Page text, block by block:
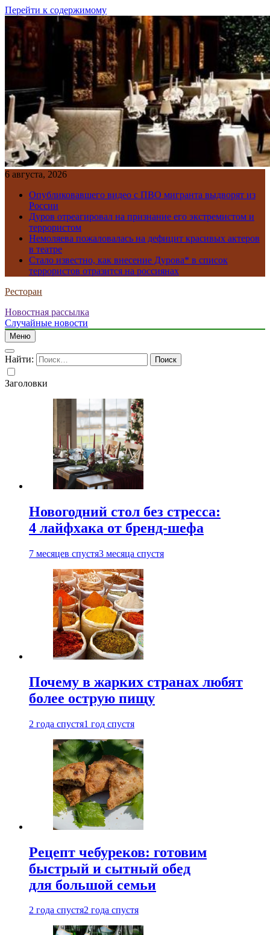
Перейти к содержимому
6 августа, 2026
Опубликовавшего видео с ПВО мигранта выдворят из
России
Дуров отреагировал на признание его экстремистом и
террористом
Немоляева пожаловалась на дефицит красивых актеров
в театре
Стало известно, как внесение Дурова* в список
террористов отразится на россиянах
Ресторан
Новостная рассылка
Случайные новости
Меню
Найти:
Заголовки
Новогодний стол без стресса:
4 лайфхака от бренд-шефа
7 месяцев спустя3 месяца спустя
Почему в жарких странах любят
более острую пищу
2 года спустя1 год спустя
Рецепт чебуреков: готовим
быстрый и сытный обед
для большой семьи
2 года спустя2 года спустя